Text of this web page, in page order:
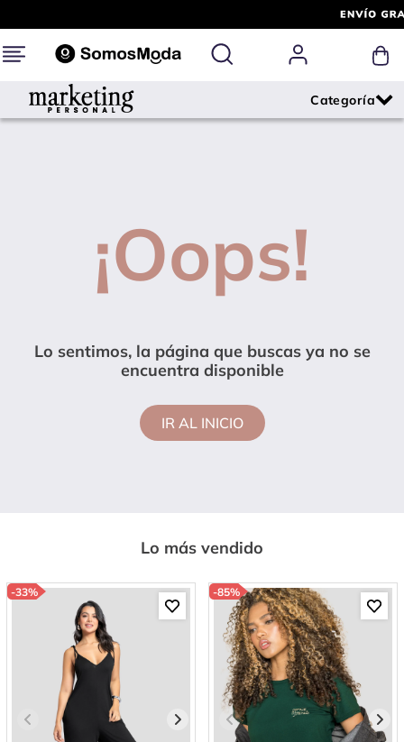
¡Oops!
Lo sentimos, la página que buscas ya no se
encuentra disponible
IR AL INICIO
Lo más vendido
-33% -85%